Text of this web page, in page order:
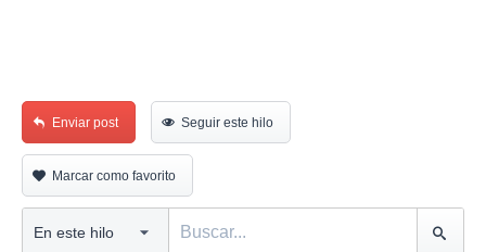
Enviar post Seguir este hilo
Marcar como favorito